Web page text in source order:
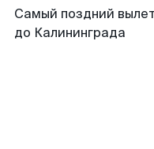
Самый поздний вылет
до Калининграда